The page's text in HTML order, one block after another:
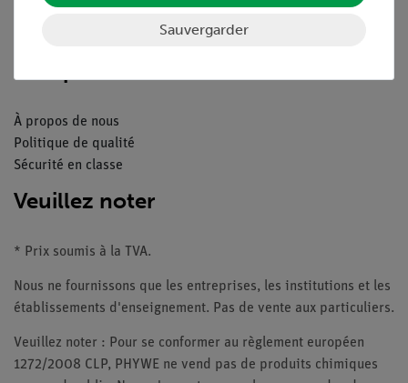
À propos de nous
Politique de qualité
Sécurité en classe
Veuillez noter
* Prix soumis à la TVA.
Nous ne fournissons que les entreprises, les institutions et les
établissements d'enseignement. Pas de vente aux particuliers.
Veuillez noter : Pour se conformer au règlement européen
1272/2008 CLP, PHYWE ne vend pas de produits chimiques
Sauvergarder